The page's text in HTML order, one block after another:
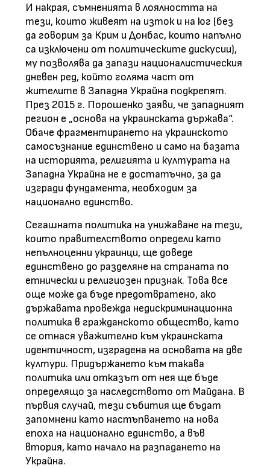
И накрая, съмненията в лоялността на
тези, които живеят на изток и на юг (без
да говорим за Крим и Донбас, които напълно
са изключени от политическите дискусии),
му позволява да запази националистическия
дневен ред, който голяма част от
жителите в Западна Украйна подкрепят.
През 2015 г. Порошенко заяви, че западният
регион е „основа на украинската държава“.
Обаче фрагментирането на украинското
самосъзнание единствено и само на базата
на историята, религията и културата на
Западна Украйна не е достатъчно, за да
изгради фундамента, необходим за
национално единство.
Сегашната политика на унижаване на тези,
които правителството определи като
непълноценни украинци, ще доведе
единствено до разделяне на страната по
етнически и религиозен признак. Това все
още може да бъде предотвратено, ако
държавата провежда недискриминационна
политика в гражданското общество, като
се отнася уважително към украинската
идентичност, изградена на основата на две
култури. Придържането към такава
политика или отказът от нея ще бъде
определящо за наследството от Майдана. В
първия случай, тези събития ще бъдат
запомнени като настъпването на нова
епоха на национално единство, а във
втория, като начало на разпадането на
Украйна.